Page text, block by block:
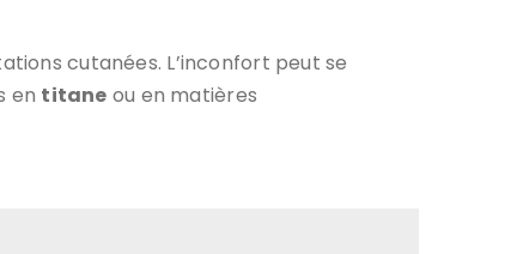
cutanées. L’inconfort peut se
en titane ou en matières